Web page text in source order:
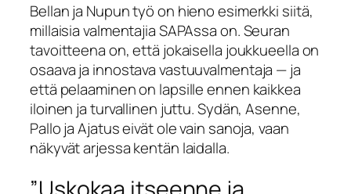
Bellan ja Nupun työ on hieno esimerkki siitä,
millaisia valmentajia SAPAssa on. Seuran
tavoitteena on, että jokaisella joukkueella on
osaava ja innostava vastuuvalmentaja — ja
että pelaaminen on lapsille ennen kaikkea
iloinen ja turvallinen juttu. Sydän, Asenne,
Pallo ja Ajatus eivät ole vain sanoja, vaan
näkyvät arjessa kentän laidalla.